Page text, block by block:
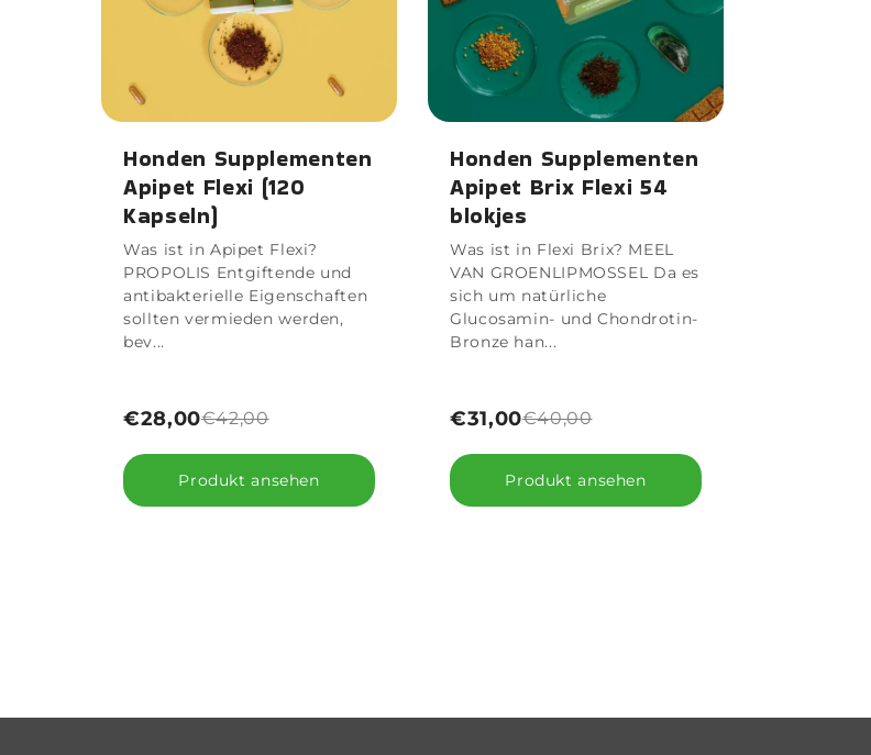
Honden Supplementen
Apipet Flexi (120
Kapseln)
Was ist in Apipet Flexi?
PROPOLIS Entgiftende und
antibakterielle Eigenschaften
sollten vermieden werden,
bev...
€28,00€42,00
Produkt ansehen
Honden Supplementen
Apipet Brix Flexi 54
blokjes
Was ist in Flexi Brix? MEEL
VAN GROENLIPMOSSEL Da es
sich um natürliche
Glucosamin- und Chondrotin-
Bronze han...
€31,00€40,00
Produkt ansehen